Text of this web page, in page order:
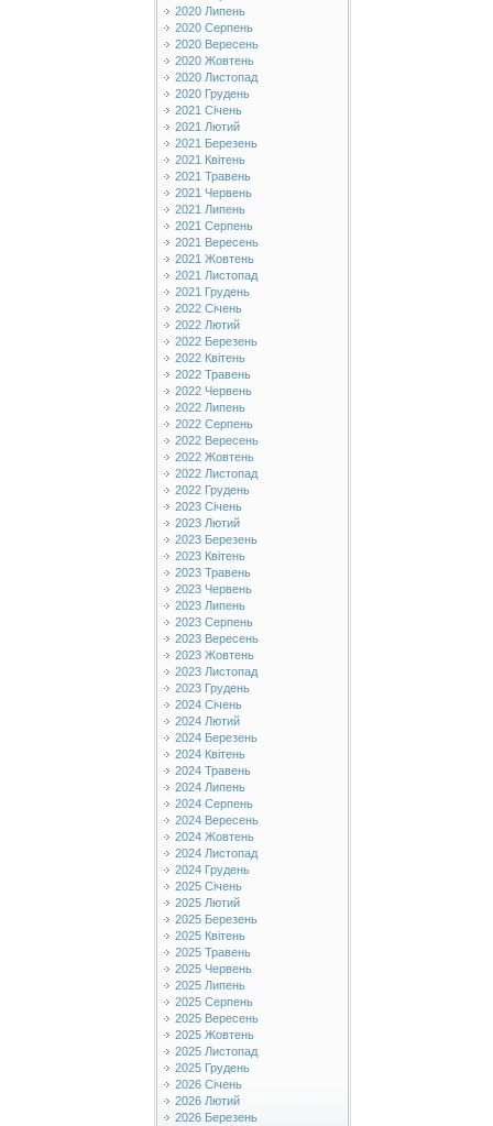
2020 Липень
2020 Серпень
2020 Вересень
2020 Жовтень
2020 Листопад
2020 Грудень
2021 Січень
2021 Лютий
2021 Березень
2021 Квітень
2021 Травень
2021 Червень
2021 Липень
2021 Серпень
2021 Вересень
2021 Жовтень
2021 Листопад
2021 Грудень
2022 Січень
2022 Лютий
2022 Березень
2022 Квітень
2022 Травень
2022 Червень
2022 Липень
2022 Серпень
2022 Вересень
2022 Жовтень
2022 Листопад
2022 Грудень
2023 Січень
2023 Лютий
2023 Березень
2023 Квітень
2023 Травень
2023 Червень
2023 Липень
2023 Серпень
2023 Вересень
2023 Жовтень
2023 Листопад
2023 Грудень
2024 Січень
2024 Лютий
2024 Березень
2024 Квітень
2024 Травень
2024 Липень
2024 Серпень
2024 Вересень
2024 Жовтень
2024 Листопад
2024 Грудень
2025 Січень
2025 Лютий
2025 Березень
2025 Квітень
2025 Травень
2025 Червень
2025 Липень
2025 Серпень
2025 Вересень
2025 Жовтень
2025 Листопад
2025 Грудень
2026 Січень
2026 Лютий
2026 Березень